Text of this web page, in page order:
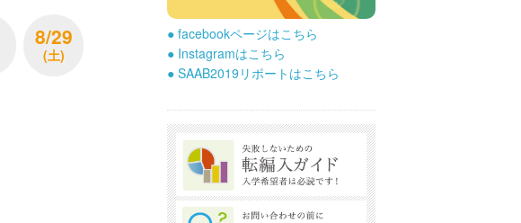
8/29
(土)
● facebookページはこちら
● Instagramはこちら
● SAAB2019リポートはこちら